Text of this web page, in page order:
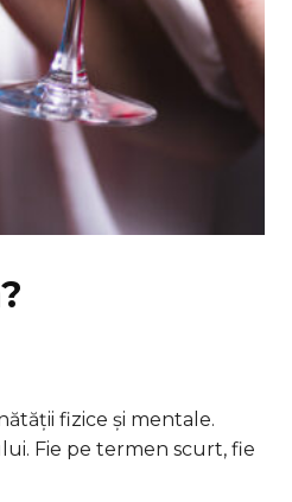
fizice și mentale.
Fie pe termen scurt, fie